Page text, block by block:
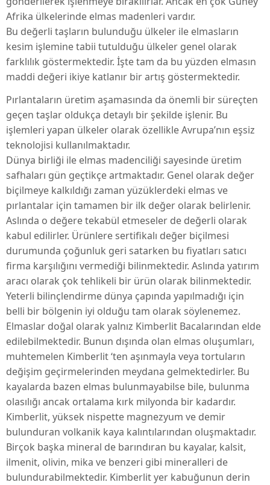
Afrika ülkelerinde elmas madenleri vardır.
Bu değerli taşların bulunduğu ülkeler ile elmasların
kesim işlemine tabii tutulduğu ülkeler genel olarak
farklılık göstermektedir. İşte tam da bu yüzden elmasın
maddi değeri ikiye katlanır bir artış göstermektedir.
Pırlantaların üretim aşamasında da önemli bir süreçten
geçen taşlar oldukça detaylı bir şekilde işlenir. Bu
işlemleri yapan ülkeler olarak özellikle Avrupa’nın eşsiz
teknolojisi kullanılmaktadır.
Dünya birliği ile elmas madenciliği sayesinde üretim
safhaları gün geçtikçe artmaktadır. Genel olarak değer
biçilmeye kalkıldığı zaman yüzüklerdeki elmas ve
pırlantalar için tamamen bir ilk değer olarak belirlenir.
Aslında o değere tekabül etmeseler de değerli olarak
kabul edilirler. Ürünlere sertifikalı değer biçilmesi
durumunda çoğunluk geri satarken bu fiyatları satıcı
firma karşılığını vermediği bilinmektedir. Aslında yatırım
aracı olarak çok tehlikeli bir ürün olarak bilinmektedir.
Yeterli bilinçlendirme dünya çapında yapılmadığı için
belli bir bölgenin iyi olduğu tam olarak söylenemez.
Elmaslar doğal olarak yalnız Kimberlit Bacalarından elde
edilebilmektedir. Bunun dışında olan elmas oluşumları,
muhtemelen Kimberlit ‘ten aşınmayla veya tortuların
değişim geçirmelerinden meydana gelmektedirler. Bu
kayalarda bazen elmas bulunmayabilse bile, bulunma
olasılığı ancak ortalama kırk milyonda bir kadardır.
Kimberlit, yüksek nispette magnezyum ve demir
bulunduran volkanik kaya kalıntılarından oluşmaktadır.
Birçok başka mineral de barındıran bu kayalar, kalsit,
ilmenit, olivin, mika ve benzeri gibi mineralleri de
bulundurabilmektedir. Kimberlit yer kabuğunun derin